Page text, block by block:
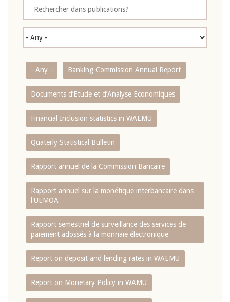
- Any - Banking Commission Annual Report
Documents d’Etude et d’Analyse Economiques
Financial Inclusion statistics in WAEMU
Quaterly Statistical Bulletin
Rapport annuel de la Commission Bancaire
Rapport annuel sur la monétique interbancaire dans
l'UEMOA
Rapport semestriel de surveillance des services de
paiement adossés à la monnaie électronique
Report on deposit and lending rates in WAEMU
Report on Monetary Policy in WAMU